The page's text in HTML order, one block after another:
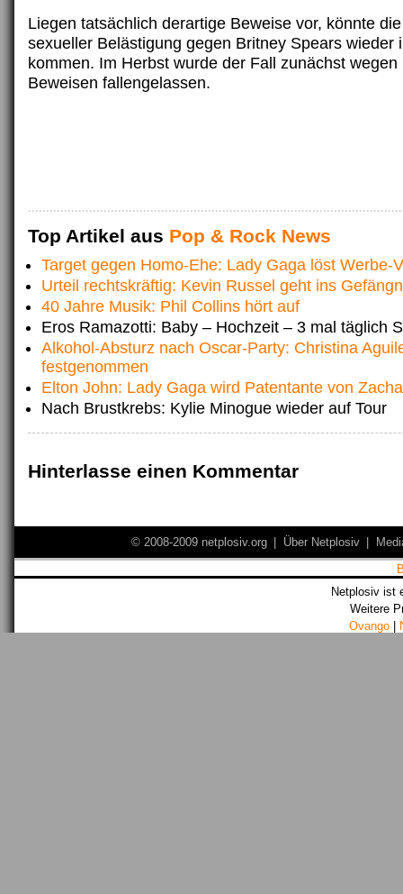
Liegen tatsächlich derartige Beweise vor, könnte
sexueller Belästigung gegen Britney Spears wieder
kommen. Im Herbst wurde der Fall zunächst wegen
Beweisen fallengelassen.
Top Artikel aus Pop & Rock News
Target gegen Homo-Ehe: Lady Gaga löst Werbe-
Urteil rechtskräftig: Kevin Russel geht ins
40 Jahre Musik: Phil Collins hört auf
Eros Ramazotti: Baby – Hochzeit – 3 mal täglich
Alkohol-Absturz nach Oscar-Party: Christina
festgenommen
Elton John: Lady Gaga wird Patentante von
Nach Brustkrebs: Kylie Minogue wieder auf Tour
Hinterlasse einen Kommentar
© 2008-2009 netplosiv.org Über Netplosiv
Netplosiv ist
Weitere
Ovango